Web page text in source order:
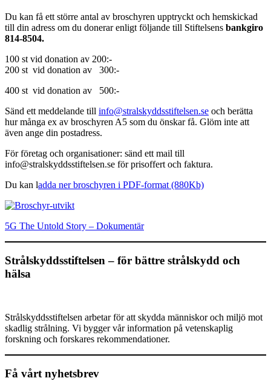
Du kan få ett större antal av broschyren upptryckt och hemskickad
till din adress om du donerar enligt följande till Stiftelsens bankgiro
814-8504.
100 st vid donation av 200:-
200 st vid donation av 300:-
400 st vid donation av 500:-
Sänd ett meddelande till info@stralskyddsstiftelsen.se och berätta
hur många ex av broschyren A5 som du önskar få. Glöm inte att
även ange din postadress.
För företag och organisationer: sänd ett mail till
info@stralskyddsstiftelsen.se för prisoffert och faktura.
Du kan ladda ner broschyren i PDF-format (880Kb)
5G The Untold Story – Dokumentär
Strålskyddsstiftelsen – för bättre strålskydd och
hälsa
Strålskyddsstiftelsen arbetar för att skydda människor och miljö mot
skadlig strålning. Vi bygger vår information på vetenskaplig
forskning och forskares rekommendationer.
Få vårt nyhetsbrev